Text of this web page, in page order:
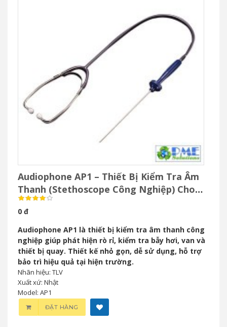
Audiophone AP1 – Thiết Bị Kiểm Tra Âm
Thanh (Stethoscope Công Nghiệp) Cho
Bảo Trì Công Nghiệp
0 đ
Audiophone AP1 là thiết bị kiểm tra âm thanh công
nghiệp giúp phát hiện rò rỉ, kiểm tra bẫy hơi, van và
thiết bị quay. Thiết kế nhỏ gọn, dễ sử dụng, hỗ trợ
bảo trì hiệu quả tại hiện trường.
Nhãn hiệu: TLV
Xuất xứ: Nhật
Model: AP1
ĐẶT HÀNG